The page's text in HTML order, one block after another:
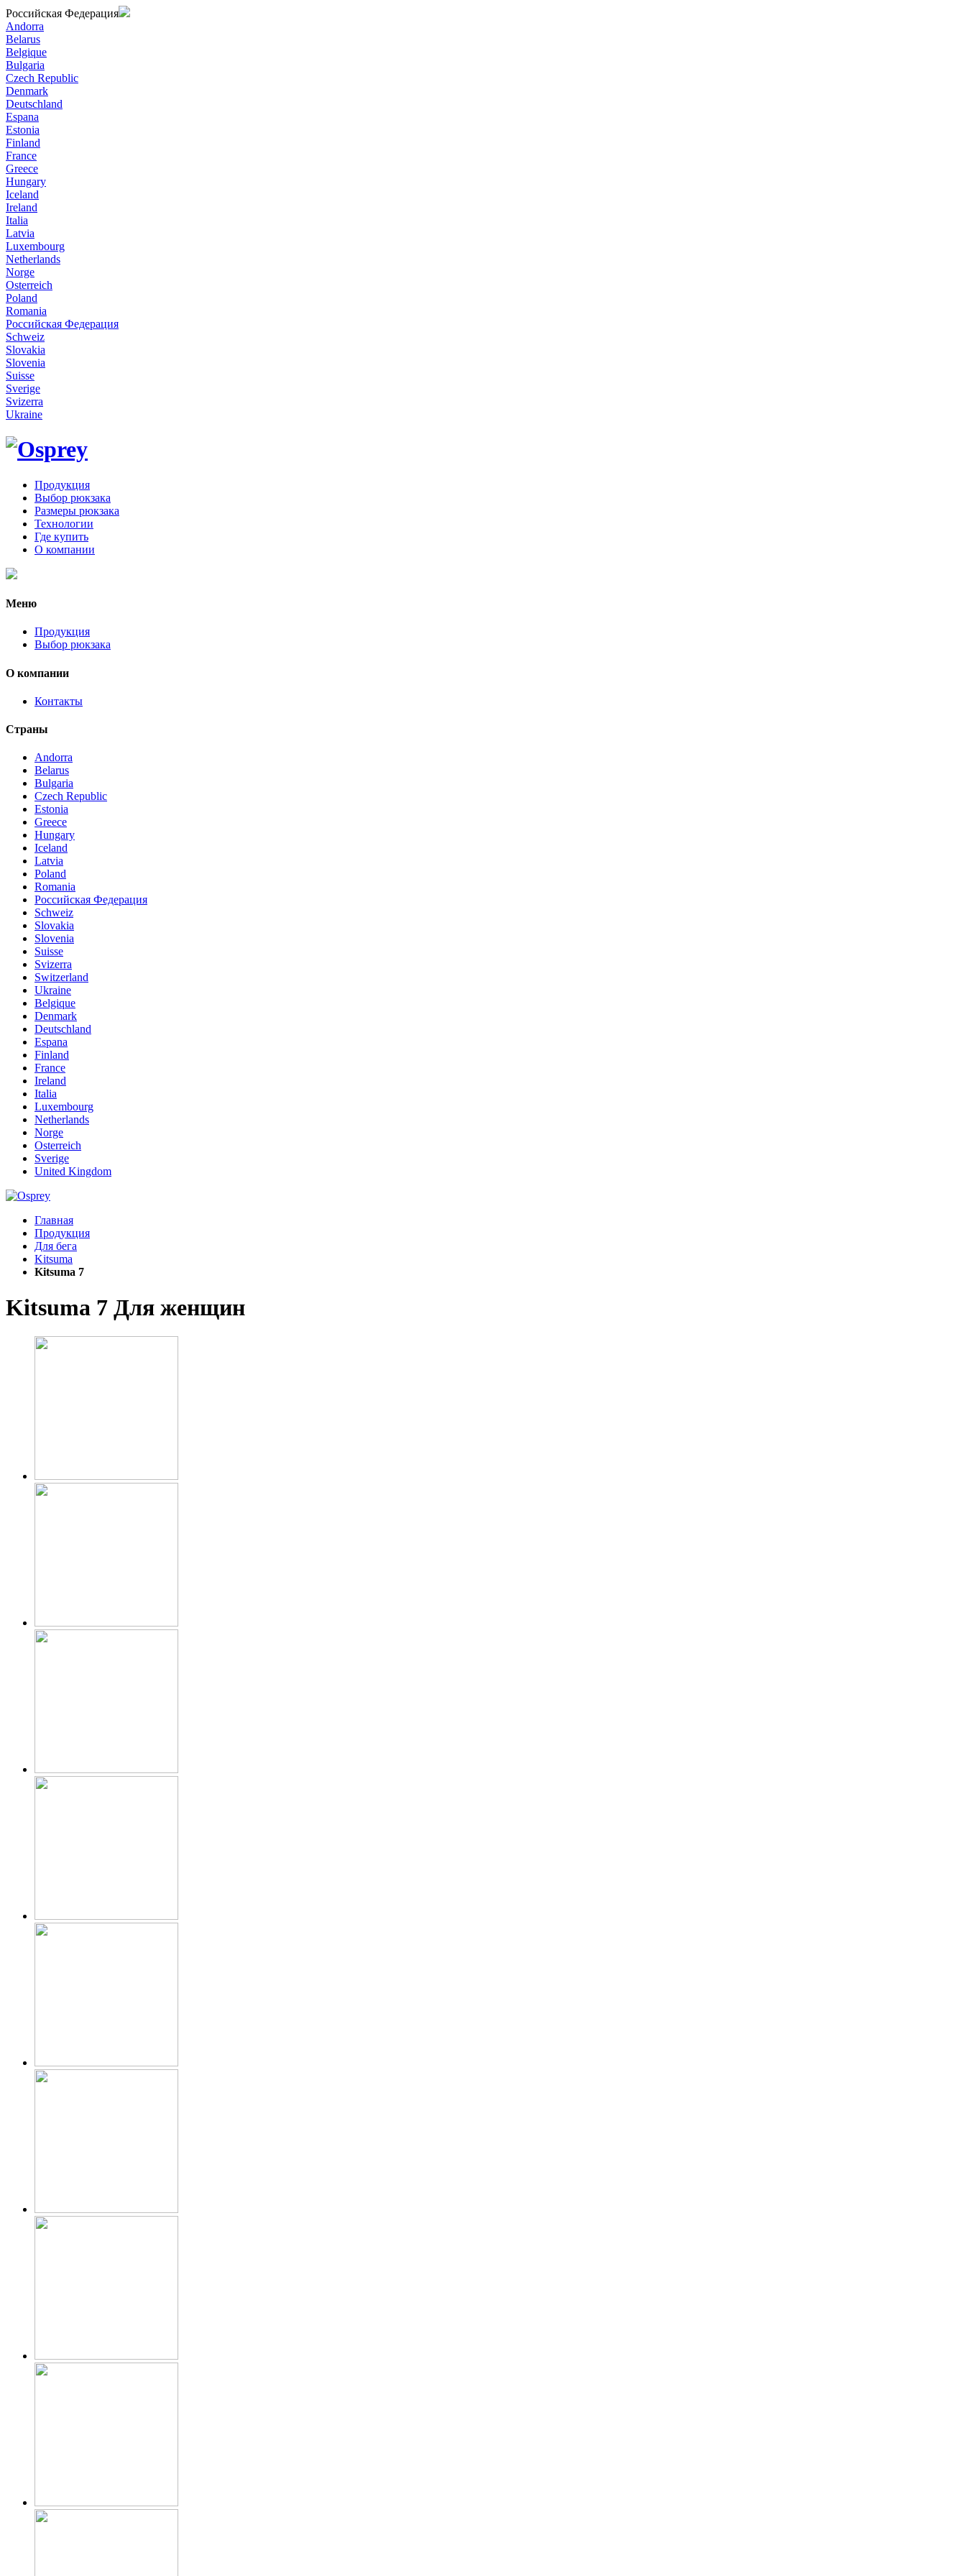
Российская Федерация
Andorra
Belarus
Belgique
Bulgaria
Czech Republic
Denmark
Deutschland
Espana
Estonia
Finland
France
Greece
Hungary
Iceland
Ireland
Italia
Latvia
Luxembourg
Netherlands
Norge
Osterreich
Poland
Romania
Российская Федерация
Schweiz
Slovakia
Slovenia
Suisse
Sverige
Svizerra
Ukraine
Продукция
Выбор рюкзака
Размеры рюкзака
Технологии
Где купить
О компании
Меню
Продукция
Выбор рюкзака
О компании
Контакты
Страны
Andorra
Belarus
Bulgaria
Czech Republic
Estonia
Greece
Hungary
Iceland
Latvia
Poland
Romania
Российская Федерация
Schweiz
Slovakia
Slovenia
Suisse
Svizerra
Switzerland
Ukraine
Belgique
Denmark
Deutschland
Espana
Finland
France
Ireland
Italia
Luxembourg
Netherlands
Norge
Osterreich
Sverige
United Kingdom
Главная
Продукция
Для бега
Kitsuma
Kitsuma 7
Kitsuma 7 Для женщин